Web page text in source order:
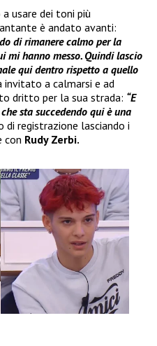
usare dei toni più
è andato avanti:
di rimanere calmo per la
mi hanno messo. Quindi lascio
qui dentro rispetto a quello
invitato a calmarsi e ad
dritto per la sua strada: “E
sta succedendo qui è una
di registrazione lasciando i
con Rudy Zerbi.